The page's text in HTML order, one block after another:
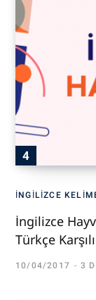
İNGILIZCE
İngilizce
Türkçe
10/04/2017 3